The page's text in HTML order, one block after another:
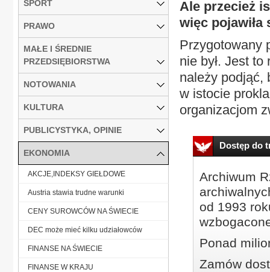
Ale przecież
więc pojawiła
Przygotowany
nie był. Jest
należy podjąć,
w istocie
organizacjom
Dostęp do
Archiwum
od 1993
Ponad
Zamów
SPORT
PRAWO
MAŁE I ŚREDNIE
PRZEDSIĘBIORSTWA
NOTOWANIA
KULTURA
PUBLICYSTYKA, OPINIE
EKONOMIA
AKCJE,INDEKSY GIEŁDOWE
Austria stawia trudne warunki
CENY SUROWCÓW NA ŚWIECIE
DEC może mieć kilku udziałowców
FINANSE NA ŚWIECIE
FINANSE W KRAJU